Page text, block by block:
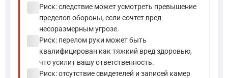
Риск: следствие может усмотреть превышение
пределов обороны, если сочтет вред
несоразмерным угрозе.
Риск: перелом руки может быть
квалифицирован как тяжкий вред здоровью,
что усилит вашу ответственность.
Риск: отсутствие свидетелей и записей камер